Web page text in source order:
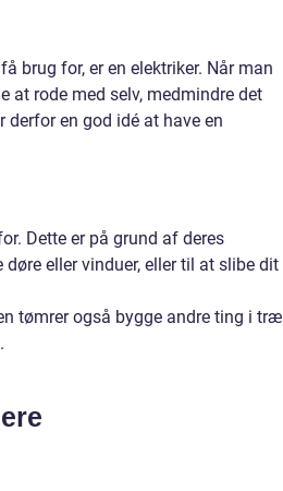
brug for, er en elektriker. Når man
at rode med selv, medmindre det
derfor en god idé at have en
Dette er på grund af deres
eller vinduer, eller til at slibe dit
tømrer også bygge andre ting i træ